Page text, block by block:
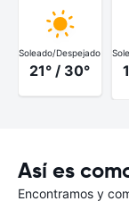
Soleado/Despejado
21° / 30°
Así es
Encontramos y